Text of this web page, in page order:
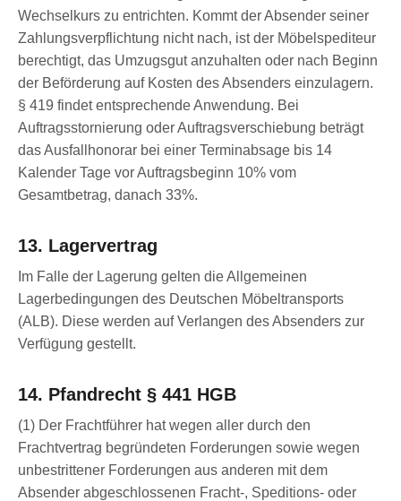
Wechselkurs zu entrichten. Kommt der Absender seiner
Zahlungsverpflichtung nicht nach, ist der Möbelspediteur
berechtigt, das Umzugsgut anzuhalten oder nach Beginn
der Beförderung auf Kosten des Absenders einzulagern.
§ 419 findet entsprechende Anwendung. Bei
Auftragsstornierung oder Auftragsverschiebung beträgt
das Ausfallhonorar bei einer Terminabsage bis 14
Kalender Tage vor Auftragsbeginn 10% vom
Gesamtbetrag, danach 33%.
13. Lagervertrag
Im Falle der Lagerung gelten die Allgemeinen
Lagerbedingungen des Deutschen Möbeltransports
(ALB). Diese werden auf Verlangen des Absenders zur
Verfügung gestellt.
14. Pfandrecht § 441 HGB
(1) Der Frachtführer hat wegen aller durch den
Frachtvertrag begründeten Forderungen sowie wegen
unbestrittener Forderungen aus anderen mit dem
Absender abgeschlossenen Fracht-, Speditions- oder